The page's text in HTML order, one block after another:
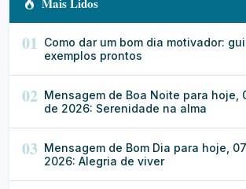
01 Como dar um bom dia motivador:
exemplos prontos
02 Mensagem de Boa Noite para hoje,
de 2026: Serenidade na alma
03 Mensagem de Bom Dia para hoje,
2026: Alegria de viver